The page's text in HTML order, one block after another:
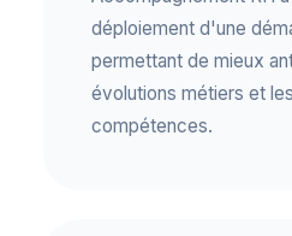
déploiement d'une
permettant de mieux
évolutions métiers et
compétences.